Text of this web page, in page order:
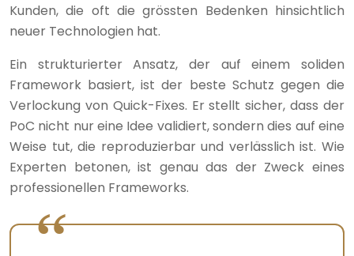
Kunden, die oft die grössten Bedenken hinsichtlich
neuer Technologien hat.
Ein strukturierter Ansatz, der auf einem soliden
Framework basiert, ist der beste Schutz gegen die
Verlockung von Quick-Fixes. Er stellt sicher, dass der
PoC nicht nur eine Idee validiert, sondern dies auf eine
Weise tut, die reproduzierbar und verlässlich ist. Wie
Experten betonen, ist genau das der Zweck eines
professionellen Frameworks.